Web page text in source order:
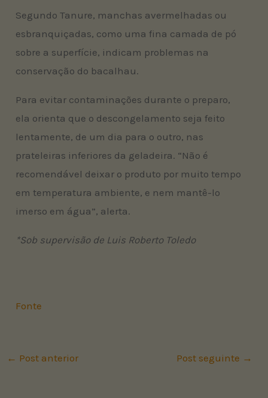
Segundo Tanure, manchas avermelhadas ou
esbranquiçadas, como uma fina camada de pó
sobre a superfície, indicam problemas na
conservação do bacalhau.
Para evitar contaminações durante o preparo,
ela orienta que o descongelamento seja feito
lentamente, de um dia para o outro, nas
prateleiras inferiores da geladeira. “Não é
recomendável deixar o produto por muito tempo
em temperatura ambiente, e nem mantê-lo
imerso em água”, alerta.
*Sob supervisão de Luis Roberto Toledo
Fonte
← Post anterior Post seguinte →